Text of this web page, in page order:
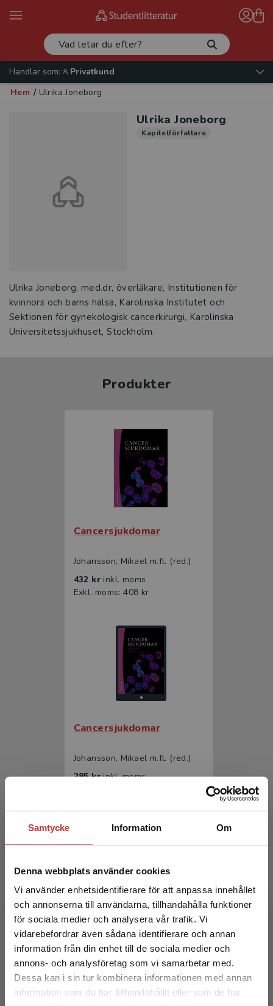
Samtycke Information Om
Denna webbplats använder cookies
Vi använder enhetsidentifierare för att anpassa innehållet
och annonserna till användarna, tillhandahålla funktioner
för sociala medier och analysera vår trafik. Vi
vidarebefordrar även sådana identifierare och annan
information från din enhet till de sociala medier och
annons- och analysföretag som vi samarbetar med.
Dessa kan i sin tur kombinera informationen med annan
information som du har tillhandahållit eller som de har
Begränsad fraktregion
Det verkar som att du besöker
Handlar som:
Privatkund
Hem / Ulrika Joneborg
Ulrika Joneborg
Kapitelförfattare
Ulrika Joneborg, med.dr, överläkare, Institutionen för
kvinnors och barns hälsa, Karolinska Institutet och
Sektionen för gynekologisk cancerkirurgi, Karolinska
Universitetssjukhuset, Stockholm.
Produkter
Cancersjukdomar
Johansson, Mikael m.fl. (red.)
432 kr inkl. moms
Exkl. moms: 408 kr
Cancersjukdomar
Johansson, Mikael m.fl. (red.)
285 krinkl. moms
Gynekologi
Bäckström, Torbjörn m.fl. (red.)
407 kr inkl. moms
Exkl. moms: 384 kr